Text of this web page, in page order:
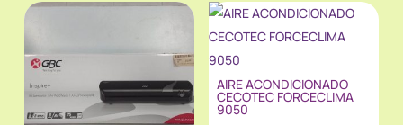
AIRE ACONDICIONADO
CECOTEC FORCECLIMA
9050